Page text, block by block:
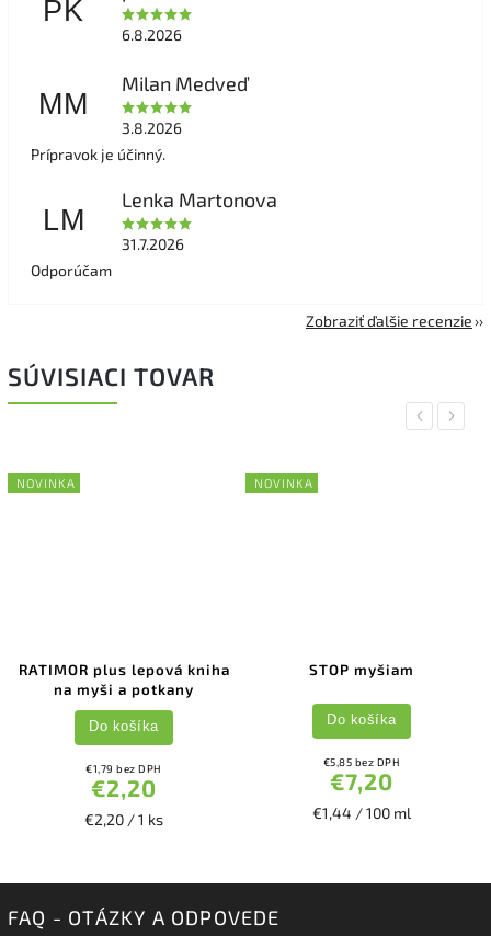
PK
6.8.2026
MM
Milan Medveď
3.8.2026
Prípravok je účinný.
LM
Lenka Martonova
31.7.2026
Odporúčam
Zobraziť ďalšie recenzie
SÚVISIACI TOVAR
Previous
NOVINKA
RATIMOR plus lepová kniha
na myši a potkany
€1,79 bez DPH
€2,20
€2,20 / 1 ks
Do košíka
NOVINKA
STOP myšiam
€5,85 bez DPH
€7,20
€1,44 / 100 ml
Do košíka
Next
FAQ - OTÁZKY A ODPOVEDE